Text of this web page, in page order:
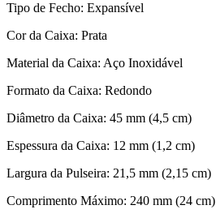
Tipo de Fecho: Expansível
Cor da Caixa: Prata
Material da Caixa: Aço Inoxidável
Formato da Caixa: Redondo
Diâmetro da Caixa: 45 mm (4,5 cm)
Espessura da Caixa: 12 mm (1,2 cm)
Largura da Pulseira: 21,5 mm (2,15 cm)
Comprimento Máximo: 240 mm (24 cm)